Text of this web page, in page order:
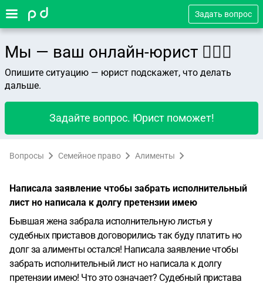
Задать вопрос
Мы — ваш онлайн-юрист 👨🏻‍⚖️
Опишите ситуацию — юрист подскажет, что делать
дальше.
Задайте вопрос. Юрист поможет!
Вопросы Семейное право Алименты
Написала заявление чтобы забрать исполнительный
лист но написала к долгу претензии имею
Бывшая жена забрала исполнительную листья у
судебных приставов договорились так буду платить но
долг за алименты остался! Написала заявление чтобы
забрать исполнительный лист но написала к долгу
претензии имею! Что это означает? Судебный пристава